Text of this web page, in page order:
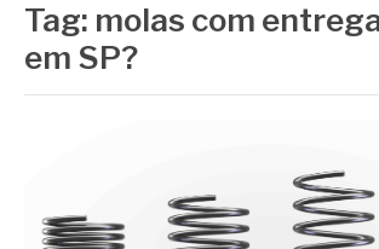
Tag: molas com
em SP?